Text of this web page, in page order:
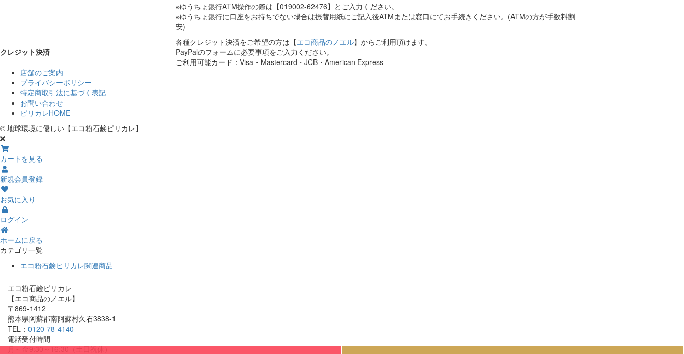
※ゆうちょ銀行ATM操作の際は【019002-62476】とご入力ください。
※ゆうちょ銀行に口座をお持ちでない場合は振替用紙にご記入後ATMまたは窓口にてお手続きください。(ATMの方が手数料割
安)
クレジット決済
各種クレジット決済をご希望の方は【エコ商品のノエル】からご利用頂けます。
PayPalのフォームに必要事項をご入力ください。
ご利用可能カード：Visa・Mastercard・JCB・American Express
店舗のご案内
プライバシーポリシー
特定商取引法に基づく表記
お問い合わせ
ピリカレHOME
© 地球環境に優しい【エコ粉石鹸ピリカレ】
カートを見る
新規会員登録
お気に入り
ログイン
ホームに戻る
カテゴリ一覧
エコ粉石鹸ピリカレ関連商品
エコ粉石鹼ピリカレ
【エコ商品のノエル】
〒869-1412
熊本県阿蘇郡南阿蘇村久石3838-1
TEL： 0120-78-4140
電話受付時間
月～金9:30～16:30（土日祝休）